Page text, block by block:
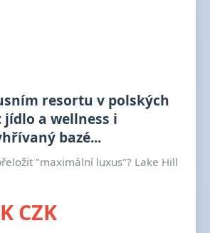
resortu v polských
a wellness i
bazé...
"maximální luxus"? Lake Hill
CZK